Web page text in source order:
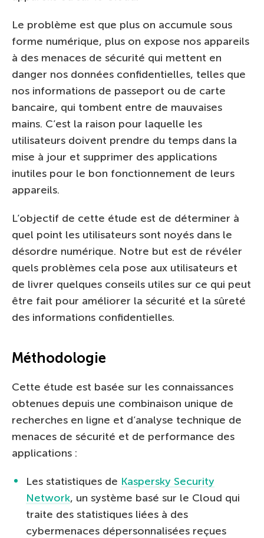
Le problème est que plus on accumule sous
forme numérique, plus on expose nos appareils
à des menaces de sécurité qui mettent en
danger nos données confidentielles, telles que
nos informations de passeport ou de carte
bancaire, qui tombent entre de mauvaises
mains. C’est la raison pour laquelle les
utilisateurs doivent prendre du temps dans la
mise à jour et supprimer des applications
inutiles pour le bon fonctionnement de leurs
appareils.
L’objectif de cette étude est de déterminer à
quel point les utilisateurs sont noyés dans le
désordre numérique. Notre but est de révéler
quels problèmes cela pose aux utilisateurs et
de livrer quelques conseils utiles sur ce qui peut
être fait pour améliorer la sécurité et la sûreté
des informations confidentielles.
Méthodologie
Cette étude est basée sur les connaissances
obtenues depuis une combinaison unique de
recherches en ligne et d’analyse technique de
menaces de sécurité et de performance des
applications :
Les statistiques de Kaspersky Security
Network, un système basé sur le Cloud qui
traite des statistiques liées à des
cybermenaces dépersonnalisées reçues